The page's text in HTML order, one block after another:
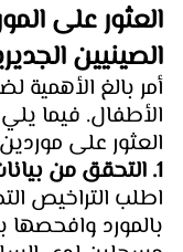
العثور على
الصينيين
أمر بالغ الأهمية
الأطفال. فيما
العثور على
1. التحقق من بيانات الاعتماد الخاصة بهم:
اطلب التراخيص
بالمورد وافحصها